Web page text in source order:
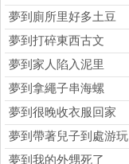
夢到廁所里好多土豆
夢到打碎東西古文
夢到家人陷入泥里
夢到拿繩子串海螺
夢到很晚收衣服回家
夢到帶著兒子到處游玩
夢到我的外甥死了